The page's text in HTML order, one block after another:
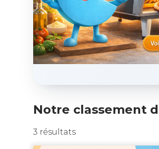
Notre classement
3 résultats